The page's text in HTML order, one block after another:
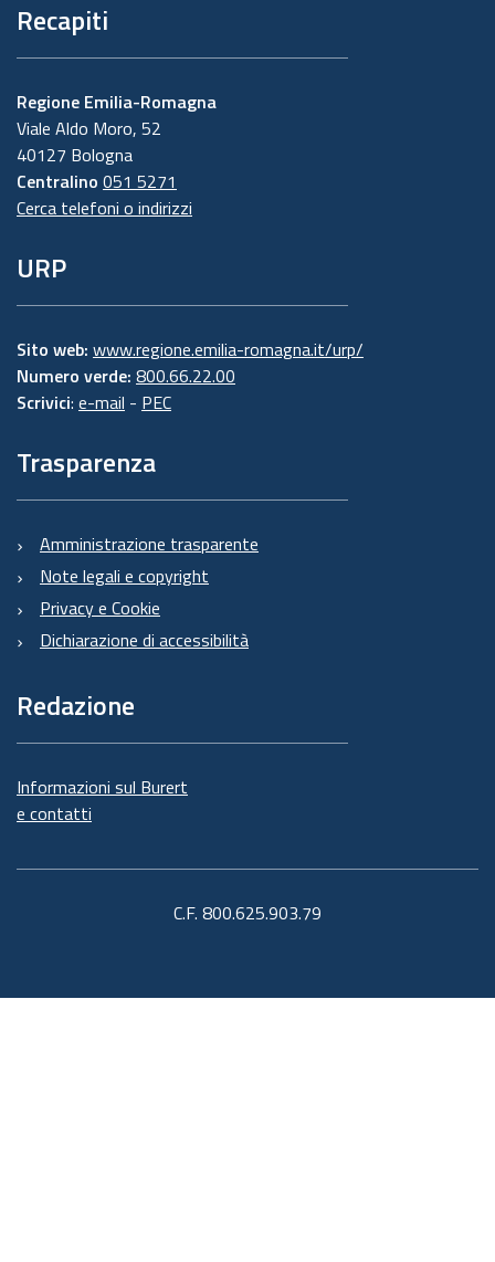
Recapiti
Regione Emilia-Romagna
Viale Aldo Moro, 52
40127 Bologna
Centralino 051 5271
Cerca telefoni o indirizzi
URP
Sito web: www.regione.emilia-romagna.it/urp/
Numero verde: 800.66.22.00
Scrivici: e-mail - PEC
Trasparenza
Amministrazione trasparente
Note legali e copyright
Privacy e Cookie
Dichiarazione di accessibilità
Redazione
Informazioni sul Burert
e contatti
C.F. 800.625.903.79